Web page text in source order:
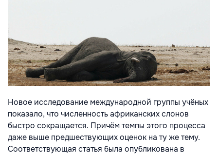
Новое исследование международной группы учёных
показало, что численность африканских слонов
быстро сокращается. Причём темпы этого процесса
даже выше предшествующих оценок на ту же тему.
Соответствующая статья была опубликована в